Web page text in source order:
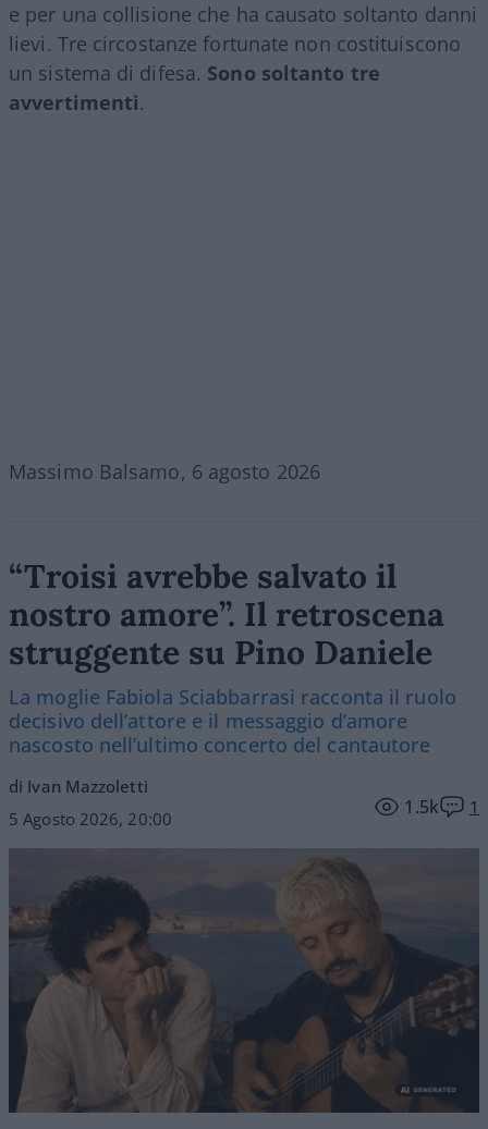
e per una collisione che ha causato soltanto danni
lievi. Tre circostanze fortunate non costituiscono
un sistema di difesa. Sono soltanto tre
avvertimenti.
Massimo Balsamo, 6 agosto 2026
“Troisi avrebbe salvato il
nostro amore”. Il retroscena
struggente su Pino Daniele
La moglie Fabiola Sciabbarrasi racconta il ruolo
decisivo dell’attore e il messaggio d’amore
nascosto nell’ultimo concerto del cantautore
di Ivan Mazzoletti
5 Agosto 2026, 20:00
1.5k 1